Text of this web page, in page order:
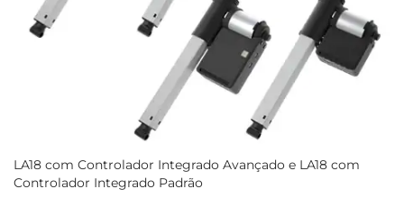
LA18 com Controlador Integrado Avançado e LA18 com
Controlador Integrado Padrão